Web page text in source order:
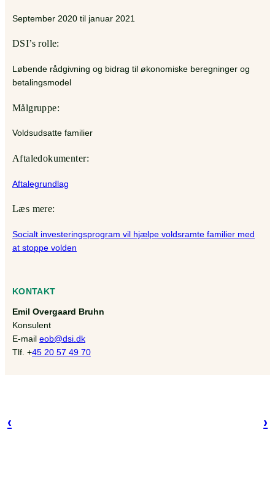
September 2020 til januar 2021
DSI’s rolle:
Løbende rådgivning og bidrag til økonomiske beregninger og
betalingsmodel
Målgruppe:
Voldsudsatte familier
Aftaledokumenter:
Aftalegrundlag
Læs mere:
Socialt investeringsprogram vil hjælpe voldsramte familier med
at stoppe volden
KONTAKT
Emil Overgaard Bruhn
Konsulent
E-mail eob@dsi.dk
Tlf. +45 20 57 49 70
‹ ›